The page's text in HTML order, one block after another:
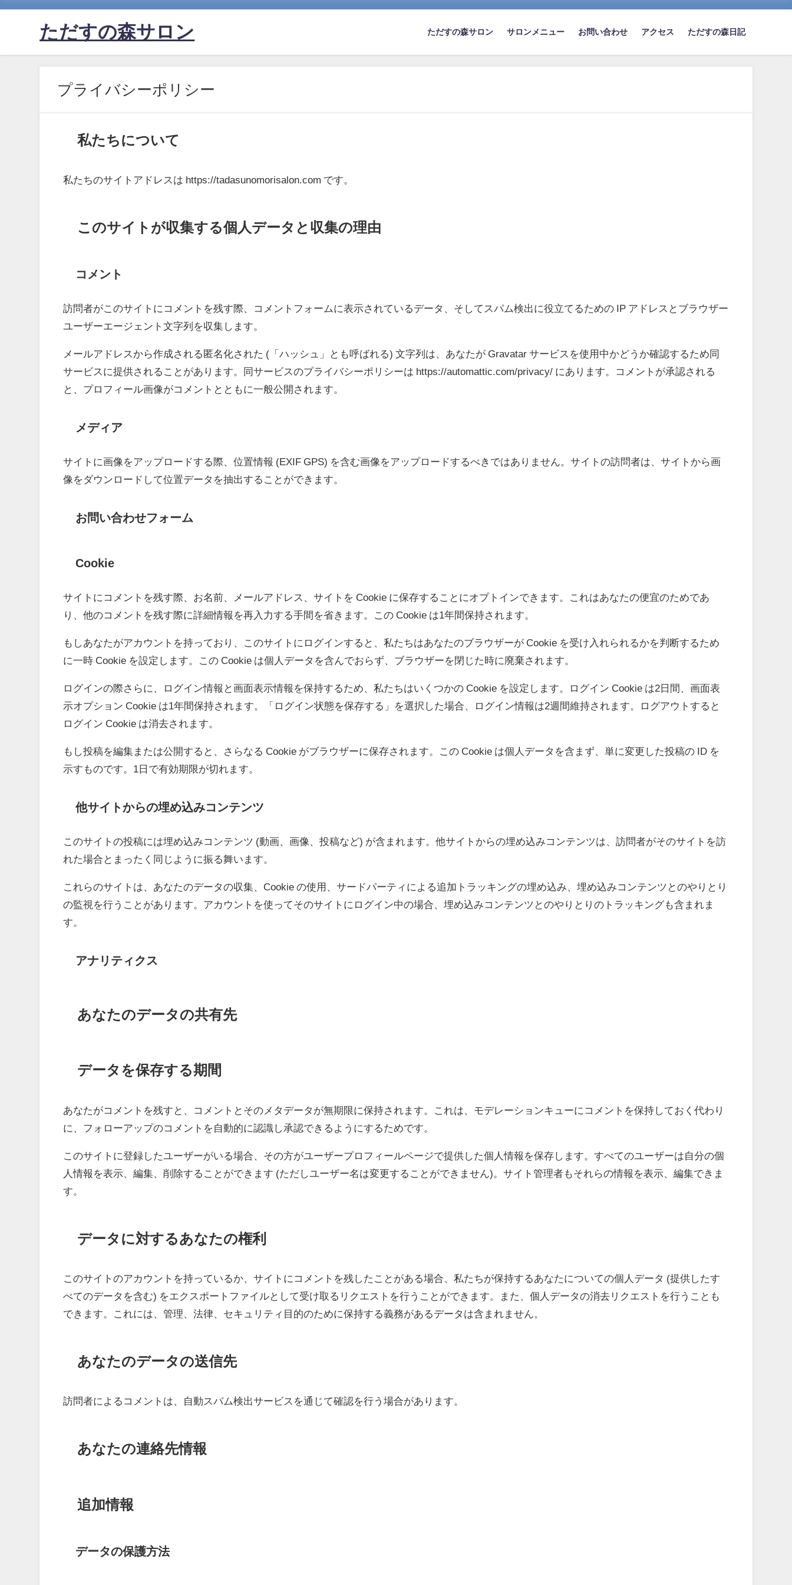
ただすの森サロン ただすの森サロン サロンメニュー お問い合わせ アクセス ただすの森日記
プライバシーポリシー
私たちについて
私たちのサイトアドレスは https://tadasunomorisalon.com です。
このサイトが収集する個人データと収集の理由
コメント
訪問者がこのサイトにコメントを残す際、コメントフォームに表示されているデータ、そしてスパム検出に役立てるための IP アドレスとブラウザー
ユーザーエージェント文字列を収集します。
メールアドレスから作成される匿名化された (「ハッシュ」とも呼ばれる) 文字列は、あなたが Gravatar サービスを使用中かどうか確認するため同
サービスに提供されることがあります。同サービスのプライバシーポリシーは https://automattic.com/privacy/ にあります。コメントが承認される
と、プロフィール画像がコメントとともに一般公開されます。
メディア
サイトに画像をアップロードする際、位置情報 (EXIF GPS) を含む画像をアップロードするべきではありません。サイトの訪問者は、サイトから画
像をダウンロードして位置データを抽出することができます。
お問い合わせフォーム
Cookie
サイトにコメントを残す際、お名前、メールアドレス、サイトを Cookie に保存することにオプトインできます。これはあなたの便宜のためであ
り、他のコメントを残す際に詳細情報を再入力する手間を省きます。この Cookie は1年間保持されます。
もしあなたがアカウントを持っており、このサイトにログインすると、私たちはあなたのブラウザーが Cookie を受け入れられるかを判断するため
に一時 Cookie を設定します。この Cookie は個人データを含んでおらず、ブラウザーを閉じた時に廃棄されます。
ログインの際さらに、ログイン情報と画面表示情報を保持するため、私たちはいくつかの Cookie を設定します。ログイン Cookie は2日間、画面表
示オプション Cookie は1年間保持されます。「ログイン状態を保存する」を選択した場合、ログイン情報は2週間維持されます。ログアウトすると
ログイン Cookie は消去されます。
もし投稿を編集または公開すると、さらなる Cookie がブラウザーに保存されます。この Cookie は個人データを含まず、単に変更した投稿の ID を
示すものです。1日で有効期限が切れます。
他サイトからの埋め込みコンテンツ
このサイトの投稿には埋め込みコンテンツ (動画、画像、投稿など) が含まれます。他サイトからの埋め込みコンテンツは、訪問者がそのサイトを訪
れた場合とまったく同じように振る舞います。
これらのサイトは、あなたのデータの収集、Cookie の使用、サードパーティによる追加トラッキングの埋め込み、埋め込みコンテンツとのやりとり
の監視を行うことがあります。アカウントを使ってそのサイトにログイン中の場合、埋め込みコンテンツとのやりとりのトラッキングも含まれま
す。
アナリティクス
あなたのデータの共有先
データを保存する期間
あなたがコメントを残すと、コメントとそのメタデータが無期限に保持されます。これは、モデレーションキューにコメントを保持しておく代わり
に、フォローアップのコメントを自動的に認識し承認できるようにするためです。
このサイトに登録したユーザーがいる場合、その方がユーザープロフィールページで提供した個人情報を保存します。すべてのユーザーは自分の個
人情報を表示、編集、削除することができます (ただしユーザー名は変更することができません)。サイト管理者もそれらの情報を表示、編集できま
す。
データに対するあなたの権利
このサイトのアカウントを持っているか、サイトにコメントを残したことがある場合、私たちが保持するあなたについての個人データ (提供したす
べてのデータを含む) をエクスポートファイルとして受け取るリクエストを行うことができます。また、個人データの消去リクエストを行うことも
できます。これには、管理、法律、セキュリティ目的のために保持する義務があるデータは含まれません。
あなたのデータの送信先
訪問者によるコメントは、自動スパム検出サービスを通じて確認を行う場合があります。
あなたの連絡先情報
追加情報
データの保護方法